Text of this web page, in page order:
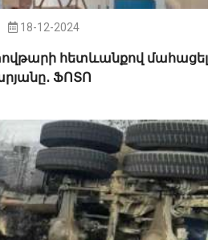
18-12-2024
հետևանքով մահացել
ՖՈՏՈ